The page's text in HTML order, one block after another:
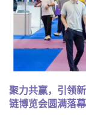
聚力共赢，引领
链博览会圆满落幕